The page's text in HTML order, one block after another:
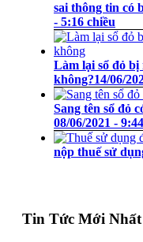
sai thông tin có
- 5:16 chiều
Làm lại sổ đỏ bị
không?14/06/
Sang tên sổ đỏ
08/06/2021 -
nộp thuế sử
Tin Tức Mới Nhất